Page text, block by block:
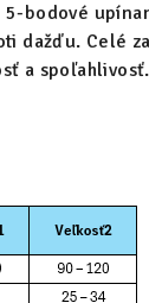
bodové
dažďu. Celé
a spoľahlivosť.